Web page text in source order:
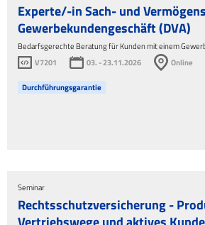
Experte/-in Sach- und
Gewerbekundengeschäft (DVA)
Bedarfsgerechte Beratung für Kunden mit einem
V7201
03. - 23.11.2026 Online
Durchführungsgarantie
Seminar
Rechtsschutzversicherung -